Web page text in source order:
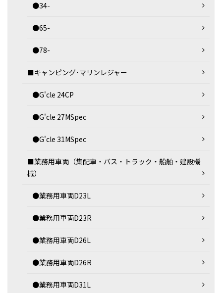
●34-
●65-
●78-
■キャンピング･マリンレジャー
●G'cle 24CP
●G'cle 27MSpec
●G'cle 31MSpec
■業務用車両（集配車・バス・トラック・船舶・建設機
械）
●業務用車両D23L
●業務用車両D23R
●業務用車両D26L
●業務用車両D26R
●業務用車両D31L